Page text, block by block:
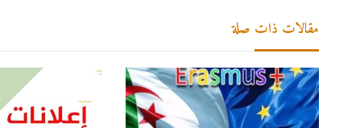
مقالات ذات صلة